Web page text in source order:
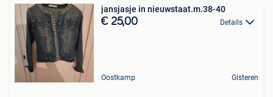
jansjasje in nieuwstaat.m.38-40
€ 25,00 Details
Oostkamp Gisteren